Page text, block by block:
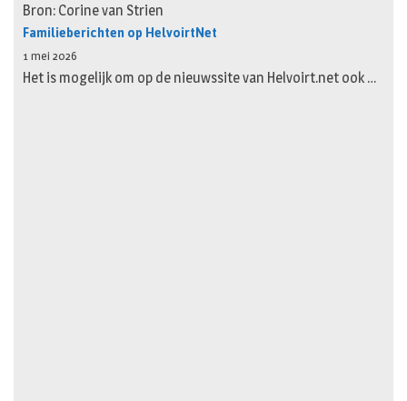
Bron: Corine van Strien
Familieberichten op HelvoirtNet
1 mei 2026
Het is mogelijk om op de nieuwssite van Helvoirt.net ook …